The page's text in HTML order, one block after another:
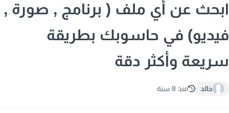
عن أي ملف ( برنامج , صورة ,
في حاسوبك بطريقة
وأكثر دقة
خالد منذ 8 سنة